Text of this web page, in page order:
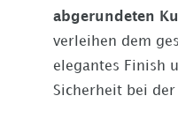
abgerundeten
verleihen dem
elegantes Finish
Sicherheit bei der